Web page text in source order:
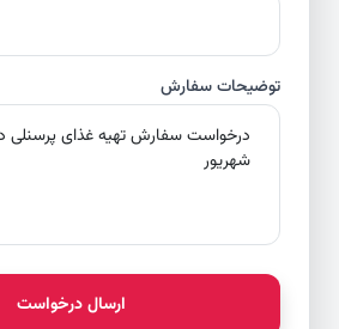
توضیحات سفارش
ارسال درخواست